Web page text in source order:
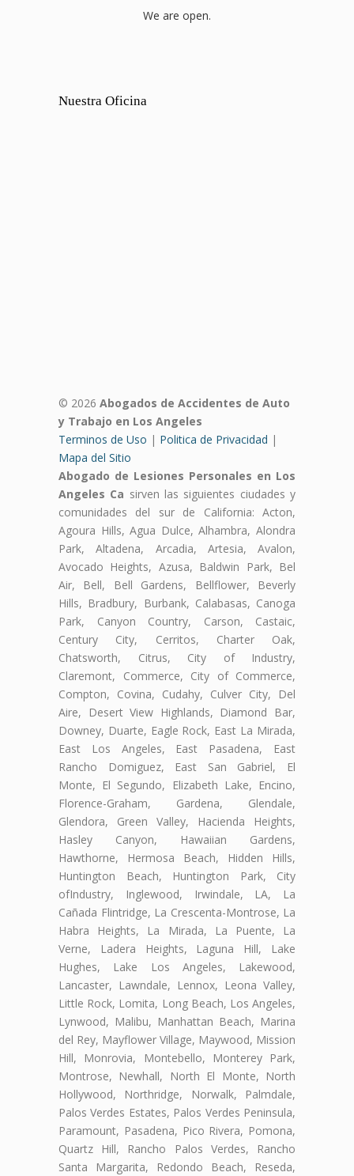
We are open.
Nuestra Oficina
© 2026 Abogados de Accidentes de Auto
y Trabajo en Los Angeles
Terminos de Uso | Politica de Privacidad |
Mapa del Sitio
Abogado de Lesiones Personales en Los
Angeles Ca sirven las siguientes ciudades y
comunidades del sur de California: Acton,
Agoura Hills, Agua Dulce, Alhambra, Alondra
Park, Altadena, Arcadia, Artesia, Avalon,
Avocado Heights, Azusa, Baldwin Park, Bel
Air, Bell, Bell Gardens, Bellflower, Beverly
Hills, Bradbury, Burbank, Calabasas, Canoga
Park, Canyon Country, Carson, Castaic,
Century City, Cerritos, Charter Oak,
Chatsworth, Citrus, City of Industry,
Claremont, Commerce, City of Commerce,
Compton, Covina, Cudahy, Culver City, Del
Aire, Desert View Highlands, Diamond Bar,
Downey, Duarte, Eagle Rock, East La Mirada,
East Los Angeles, East Pasadena, East
Rancho Domiguez, East San Gabriel, El
Monte, El Segundo, Elizabeth Lake, Encino,
Florence-Graham, Gardena, Glendale,
Glendora, Green Valley, Hacienda Heights,
Hasley Canyon, Hawaiian Gardens,
Hawthorne, Hermosa Beach, Hidden Hills,
Huntington Beach, Huntington Park, City
ofIndustry, Inglewood, Irwindale, LA, La
Cañada Flintridge, La Crescenta-Montrose, La
Habra Heights, La Mirada, La Puente, La
Verne, Ladera Heights, Laguna Hill, Lake
Hughes, Lake Los Angeles, Lakewood,
Lancaster, Lawndale, Lennox, Leona Valley,
Little Rock, Lomita, Long Beach, Los Angeles,
Lynwood, Malibu, Manhattan Beach, Marina
del Rey, Mayflower Village, Maywood, Mission
Hill, Monrovia, Montebello, Monterey Park,
Montrose, Newhall, North El Monte, North
Hollywood, Northridge, Norwalk, Palmdale,
Palos Verdes Estates, Palos Verdes Peninsula,
Paramount, Pasadena, Pico Rivera, Pomona,
Quartz Hill, Rancho Palos Verdes, Rancho
Santa Margarita, Redondo Beach, Reseda,